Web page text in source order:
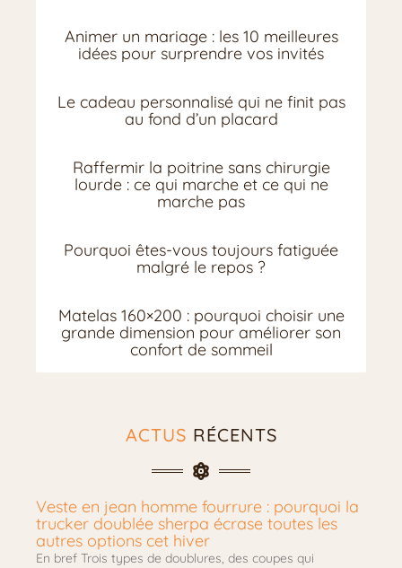
Animer un mariage : les 10 meilleures
idées pour surprendre vos invités
Le cadeau personnalisé qui ne finit pas
au fond d’un placard
Raffermir la poitrine sans chirurgie
lourde : ce qui marche et ce qui ne
marche pas
Pourquoi êtes-vous toujours fatiguée
malgré le repos ?
Matelas 160×200 : pourquoi choisir une
grande dimension pour améliorer son
confort de sommeil
ACTUS RÉCENTS
Veste en jean homme fourrure : pourquoi la
trucker doublée sherpa écrase toutes les
autres options cet hiver
En bref Trois types de doublures, des coupes qui